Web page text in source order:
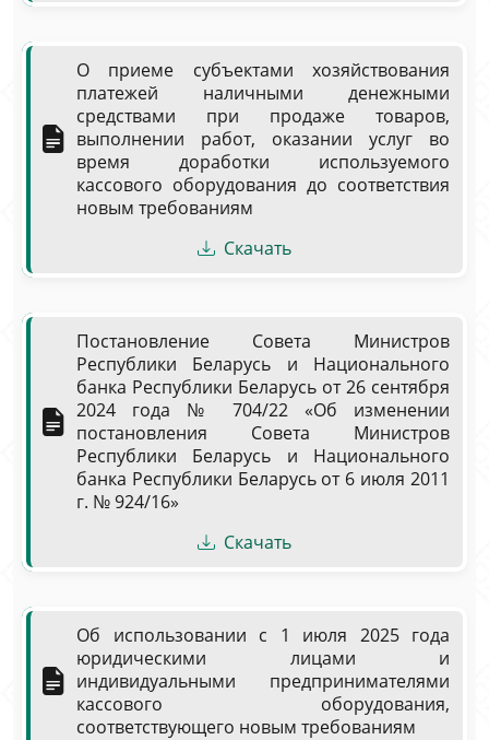
О приеме субъектами хозяйствования
платежей наличными денежными
средствами при продаже товаров,
выполнении работ, оказании услуг во
время доработки используемого
кассового оборудования до соответствия
новым требованиям
Скачать
Постановление Совета Министров
Республики Беларусь и Национального
банка Республики Беларусь от 26 сентября
2024 года № 704/22 «Об изменении
постановления Совета Министров
Республики Беларусь и Национального
банка Республики Беларусь от 6 июля 2011
г. № 924/16»
Скачать
Об использовании с 1 июля 2025 года
юридическими лицами и
индивидуальными предпринимателями
кассового оборудования,
соответствующего новым требованиям